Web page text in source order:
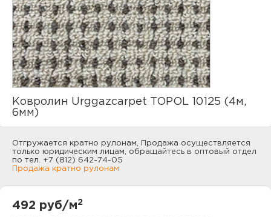
Ковролин Urggazcarpet TOPOL 10125 (4м,
6мм)
Отгружается кратно рулонам, Продажа осуществляется
только юридическим лицам, обращайтесь в оптовый отдел
по тел. +7 (812) 642-74-05
Продажа кратно рулонам
492 руб/м2